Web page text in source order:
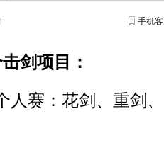
手机
剑项目：
赛：花剑、重剑、